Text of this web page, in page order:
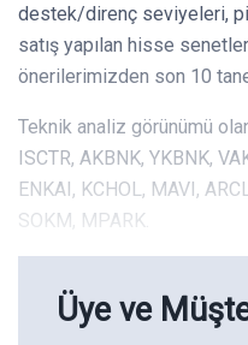
destek/direnç seviyeleri,
satış yapılan hisse
önerilerimizden son 10
Teknik analiz görünümü
ISCTR, AKBNK, YKBNK,
ENKAI, KCHOL, MAVI,
SOKM, MPARK.
Üye ve